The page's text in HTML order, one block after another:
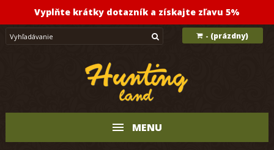
Vyplňte krátky dotazník a získajte zľavu 5%
- (prázdny)
MENU